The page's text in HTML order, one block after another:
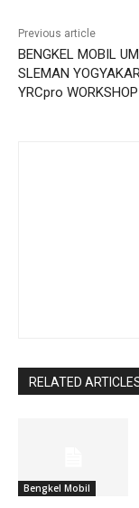
Previous article
BENGKEL MOBIL
SLEMAN
YRCpro WORKSHOP
RELATED
Bengkel Mobil